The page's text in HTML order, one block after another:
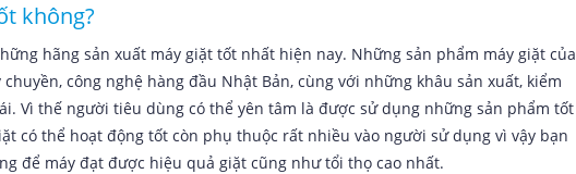
không?
hãng sản xuất máy giặt tốt nhất hiện nay. Những sản phẩm máy giặt của
công nghệ hàng đầu Nhật Bản, cùng với những khâu sản xuất, kiểm
Vì thế người tiêu dùng có thể yên tâm là được sử dụng những sản phẩm tốt
có thể hoạt động tốt còn phụ thuộc rất nhiều vào người sử dụng vì vậy bạn
để máy đạt được hiệu quả giặt cũng như tổi thọ cao nhất.